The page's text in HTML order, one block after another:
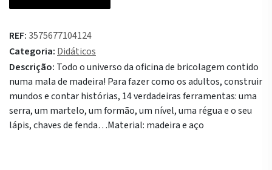
Moulin
Mala
de
Bricolage
(14
pcs)
REF:3575677104124
Categoria: Didáticos
Descrição: Todo o universo da oficina de bricolagem contido
numa mala de madeira! Para fazer como os adultos, construir
mundos e contar histórias, 14 verdadeiras ferramentas: uma
serra, um martelo, um formão, um nível, uma régua e o seu
lápis, chaves de fenda…Material: madeira e aço